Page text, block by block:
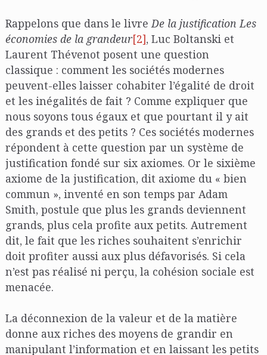
Rappelons que dans le livreDe la justification Les
économies de la grandeur[2], Luc Boltanski et
Laurent Thévenot posent une question
classique : comment les sociétés modernes
peuvent-elles laisser cohabiter l’égalité de droit
et les inégalités de fait ? Comme expliquer que
nous soyons tous égaux et que pourtant il y ait
des grands et des petits ? Ces sociétés modernes
répondent à cette question par un système de
justification fondé sur six axiomes. Or le sixième
axiome de la justification, dit axiome du « bien
commun », inventé en son temps par Adam
Smith, postule que plus les grands deviennent
grands, plus cela profite aux petits. Autrement
dit, le fait que les riches souhaitent s’enrichir
doit profiter aussi aux plus défavorisés. Si cela
n’est pas réalisé ni perçu, la cohésion sociale est
menacée.
La déconnexion de la valeur et de la matière
donne aux riches des moyens de grandir en
manipulant l’information et en laissant les petits